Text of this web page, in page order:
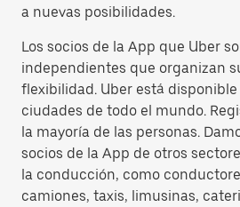
a nuevas posibilidades.
Los socios de la App que Uber
independientes que organizan
flexibilidad. Uber está disponible
ciudades de todo el mundo.
la mayoría de las personas.
socios de la App de otros
la conducción, como
camiones, taxis, limusinas,